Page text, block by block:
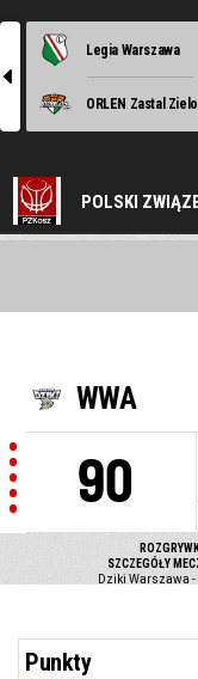
l
Legia Warszawa
POLSKI
WWA
90
SZCZEGÓŁY
Dziki Warszawa -
Punkty